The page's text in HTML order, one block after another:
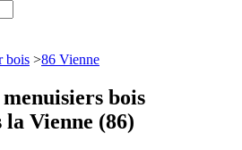
bois >86 Vienne
menuisiers bois
Vienne (86)